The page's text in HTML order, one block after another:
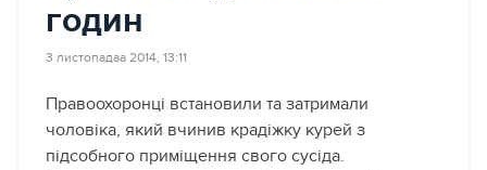
годин
3 листопадаа 2014, 13:11
Правоохоронці встановили та затримали
чоловіка, який вчинив крадіжку курей з
підсобного приміщення свого сусіда.